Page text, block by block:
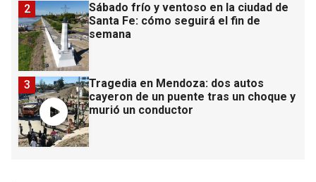
Sábado frío y ventoso en la ciudad de
Santa Fe: cómo seguirá el fin de
semana
2
Tragedia en Mendoza: dos autos
cayeron de un puente tras un choque y
murió un conductor
3